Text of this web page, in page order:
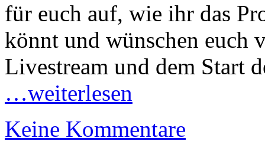
für euch auf, wie ihr das
könnt und wünschen euch
Livestream und dem Start
…weiterlesen
Keine Kommentare